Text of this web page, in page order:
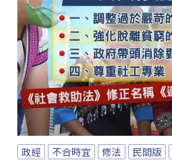
政經 不合時宜 修法 民間版